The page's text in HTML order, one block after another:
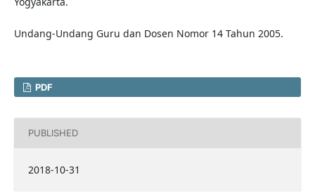
Undang-Undang Guru dan Dosen Nomor 14 Tahun 2005.
PDF
PUBLISHED
2018-10-31